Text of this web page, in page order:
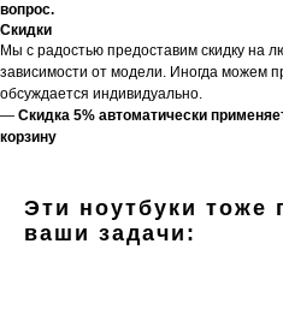
вопрос.
Скидки
Мы с радостью предоставим скидку на
зависимости от модели. Иногда можем
обсуждается индивидуально.
— Скидка 5% автоматически
корзину
Эти ноутбуки тоже
ваши задачи: